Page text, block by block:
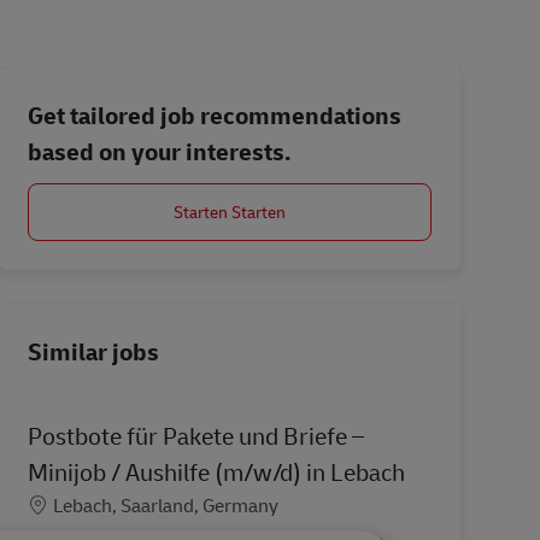
Get tailored job recommendations
based on your interests.
Starten Starten
Similar jobs
Postbote für Pakete und Briefe –
Minijob / Aushilfe (m/w/d) in Lebach
Location
Lebach, Saarland, Germany